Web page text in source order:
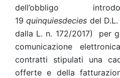
dell’obbligo
19quinquiesdecies del
dalla L. n. 172/2017) per
comunicazione
contratti stipulati una
offerte e della